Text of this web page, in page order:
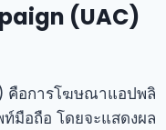
(UAC)
คือการโฆษณาแอปพลิ
มือถือ โดยจะแสดงผล